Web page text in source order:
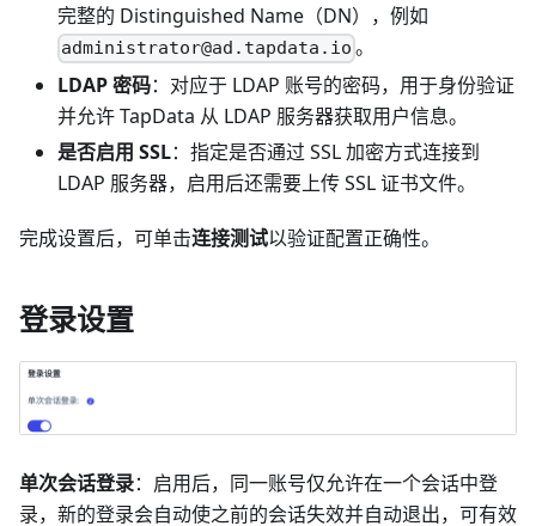
完整的 Distinguished Name（DN），例如
administrator@ad.tapdata.io 。
LDAP 密码：对应于 LDAP 账号的密码，用于身份验证
并允许 TapData 从 LDAP 服务器获取用户信息。
是否启用 SSL：指定是否通过 SSL 加密方式连接到
LDAP 服务器，启用后还需要上传 SSL 证书文件。
完成设置后，可单击连接测试以验证配置正确性。
登录设置
单次会话登录：启用后，同一账号仅允许在一个会话中登
录，新的登录会自动使之前的会话失效并自动退出，可有效